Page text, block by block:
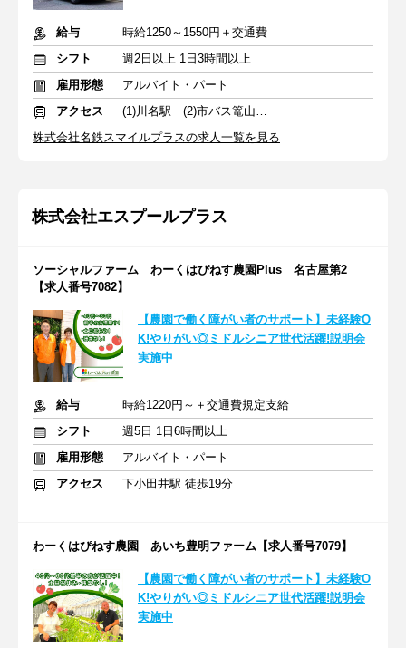
給与
時給1250～1550円＋交通費
シフト
週2日以上 1日3時間以上
雇用形態
アルバイト・パート
アクセス
(1)川名駅 (2)市バス篭山西 徒歩1分
株式会社名鉄スマイルプラスの求人一覧を見る
株式会社エスプールプラス
ソーシャルファーム わーくはぴねす農園Plus 名古屋第2
【求人番号7082】
【農園で働く障がい者のサポート】未経験O
K!やりがい◎ミドルシニア世代活躍!説明会
実施中
給与
時給1220円～＋交通費規定支給
シフト
週5日 1日6時間以上
雇用形態
アルバイト・パート
アクセス
下小田井駅 徒歩19分
わーくはぴねす農園 あいち豊明ファーム【求人番号7079】
【農園で働く障がい者のサポート】未経験O
K!やりがい◎ミドルシニア世代活躍!説明会
実施中